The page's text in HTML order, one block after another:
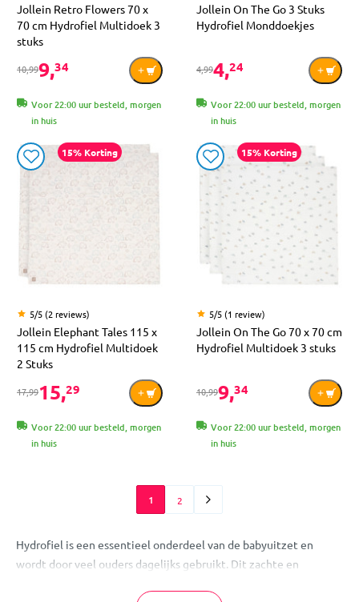
Jollein Retro Flowers 70 x
70 cm Hydrofiel Multidoek 3
stuks
10,999,34
Voor 22:00 uur besteld, morgen
in huis
Jollein On The Go 3 Stuks
Hydrofiel Monddoekjes
4,994,24
Voor 22:00 uur besteld, morgen
in huis
15% Korting
5/5 (2 reviews)
Jollein Elephant Tales 115 x
115 cm Hydrofiel Multidoek
2 Stuks
17,9915,29
Voor 22:00 uur besteld, morgen
in huis
15% Korting
5/5 (1 review)
Jollein On The Go 70 x 70 cm
Hydrofiel Multidoek 3 stuks
10,999,34
Voor 22:00 uur besteld, morgen
in huis
1 2
Hydrofiel is een essentieel onderdeel van de babyuitzet en
wordt door veel ouders dagelijks gebruikt. Dit zachte en